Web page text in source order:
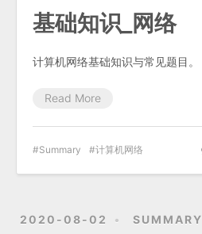
基础知识_网络
计算机网络基础知识与常见题目。
Read More
Summary 计算机网络
2020-08-02 SUMMARY